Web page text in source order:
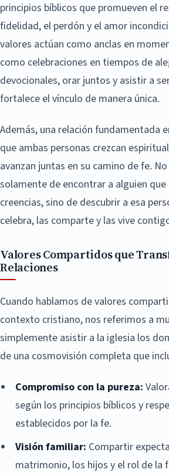
principios bíblicos que promueven el
fidelidad, el perdón y el amor
valores actúan como anclas en
como celebraciones en tiempos de
devocionales, orar juntos y asistir a
fortalece el vínculo de manera única.
Además, una relación fundamentada
que ambas personas crezcan
avanzan juntas en su camino de fe.
solamente de encontrar a alguien
creencias, sino de descubrir a esa
celebra, las comparte y las vive
Valores Compartidos que
Relaciones
Cuando hablamos de valores
contexto cristiano, nos referimos a
simplemente asistir a la iglesia los
de una cosmovisión completa que
Compromiso con la pureza:
según los principios bíblicos y
establecidos por la fe.
Visión familiar: Compartir
matrimonio, los hijos y el rol de la